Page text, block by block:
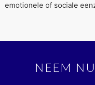
emotionele of sociale
NEEM